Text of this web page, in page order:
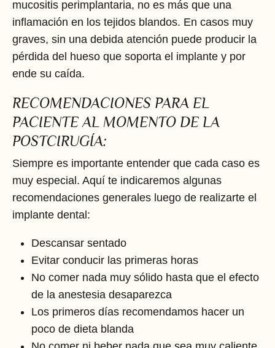
mucositis perimplantaria, no es más que una
inflamación en los tejidos blandos. En casos muy
graves, sin una debida atención puede producir la
pérdida del hueso que soporta el implante y por
ende su caída.
RECOMENDACIONES PARA EL
PACIENTE AL MOMENTO DE LA
POSTCIRUGÍA:
Siempre es importante entender que cada caso es
muy especial. Aquí te indicaremos algunas
recomendaciones generales luego de realizarte el
implante dental:
Descansar sentado
Evitar conducir las primeras horas
No comer nada muy sólido hasta que el efecto
de la anestesia desaparezca
Los primeros días recomendamos hacer un
poco de dieta blanda